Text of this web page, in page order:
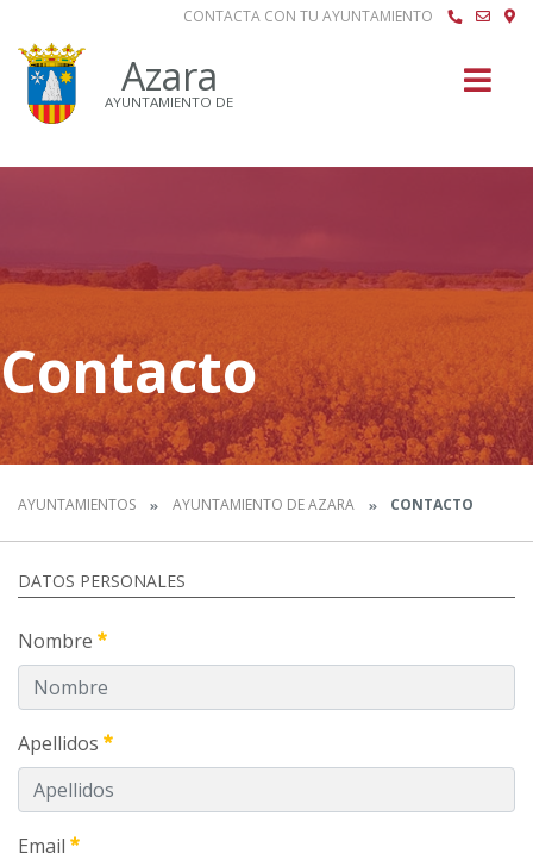
CONTACTA CON TU AYUNTAMIENTO
Azara
AYUNTAMIENTO DE
Contacto
AYUNTAMIENTOS AYUNTAMIENTO DE AZARA CONTACTO
DATOS PERSONALES
Nombre
Apellidos
Email